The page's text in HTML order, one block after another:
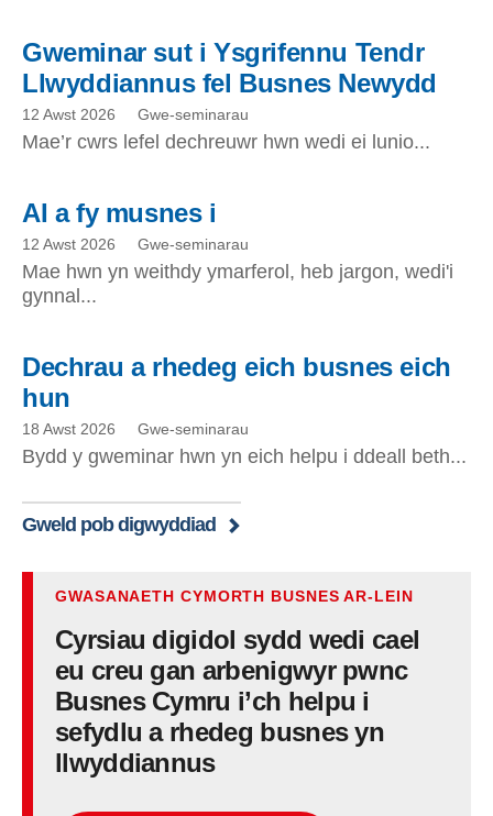
Gweminar sut i Ysgrifennu Tendr
Llwyddiannus fel Busnes Newydd
12 Awst 2026 Gwe-seminarau
Mae’r cwrs lefel dechreuwr hwn wedi ei lunio...
AI a fy musnes i
12 Awst 2026 Gwe-seminarau
Mae hwn yn weithdy ymarferol, heb jargon, wedi'i
gynnal...
Dechrau a rhedeg eich busnes eich
hun
18 Awst 2026 Gwe-seminarau
Bydd y gweminar hwn yn eich helpu i ddeall beth...
Gweld pob digwyddiad
GWASANAETH CYMORTH BUSNES AR-LEIN
Cyrsiau digidol sydd wedi cael
eu creu gan arbenigwyr pwnc
Busnes Cymru i’ch helpu i
sefydlu a rhedeg busnes yn
llwyddiannus